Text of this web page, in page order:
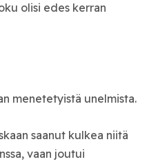
olisi edes kerran
menetetyistä unelmista.
saanut kulkea niitä
vaan joutui